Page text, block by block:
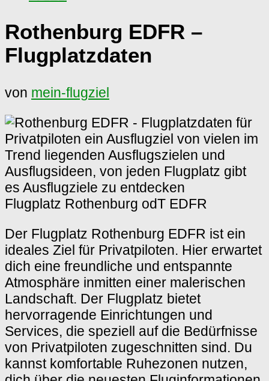
Rothenburg EDFR –
Flugplatzdaten
von mein-flugziel
Flugplatz Rothenburg odT EDFR
Der Flugplatz Rothenburg EDFR ist ein
ideales Ziel für Privatpiloten. Hier erwartet
dich eine freundliche und entspannte
Atmosphäre inmitten einer malerischen
Landschaft. Der Flugplatz bietet
hervorragende Einrichtungen und
Services, die speziell auf die Bedürfnisse
von Privatpiloten zugeschnitten sind. Du
kannst komfortable Ruhezonen nutzen,